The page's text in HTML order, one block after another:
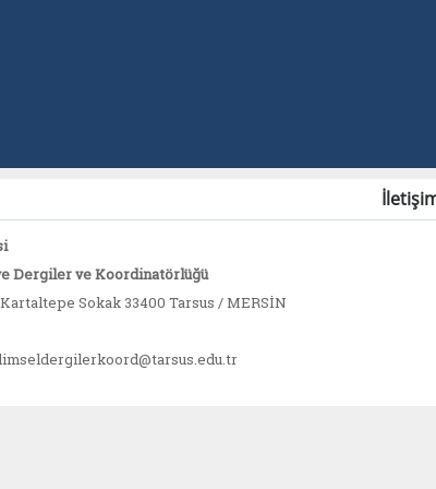
Dergiler ve Koordinatörlüğü
Sokak 33400 Tarsus / MERSİN